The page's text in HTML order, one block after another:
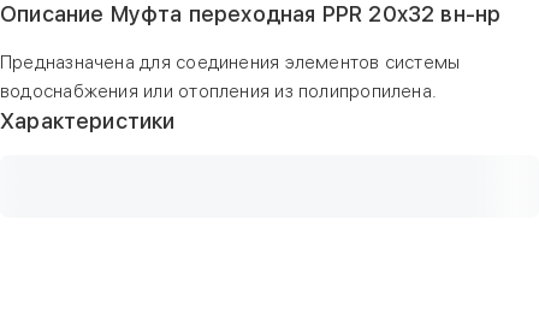
Описание Муфта переходная PPR 20х32 вн-нр
Предназначена для соединения элементов системы
водоснабжения или отопления из полипропилена.
Характеристики